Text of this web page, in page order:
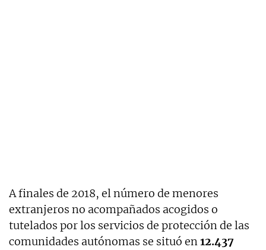
A finales de 2018, el número de menores
extranjeros no acompañados acogidos o
tutelados por los servicios de protección de las
comunidades autónomas se situó en12.437